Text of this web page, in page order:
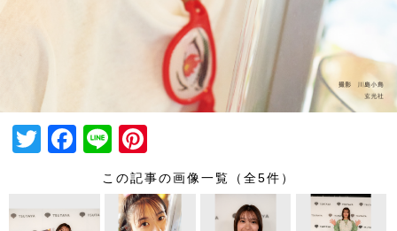
T
er
F
e
Li
n
e
nt
er
e
この記事の画像一覧（全5件）